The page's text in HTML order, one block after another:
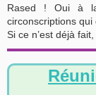
Rased ! Oui à
circonscriptions qui
Si ce n’est déjà